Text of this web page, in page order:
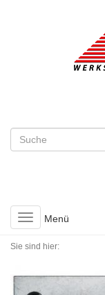
Toggle
navigation
Menü
Sie sind hier: